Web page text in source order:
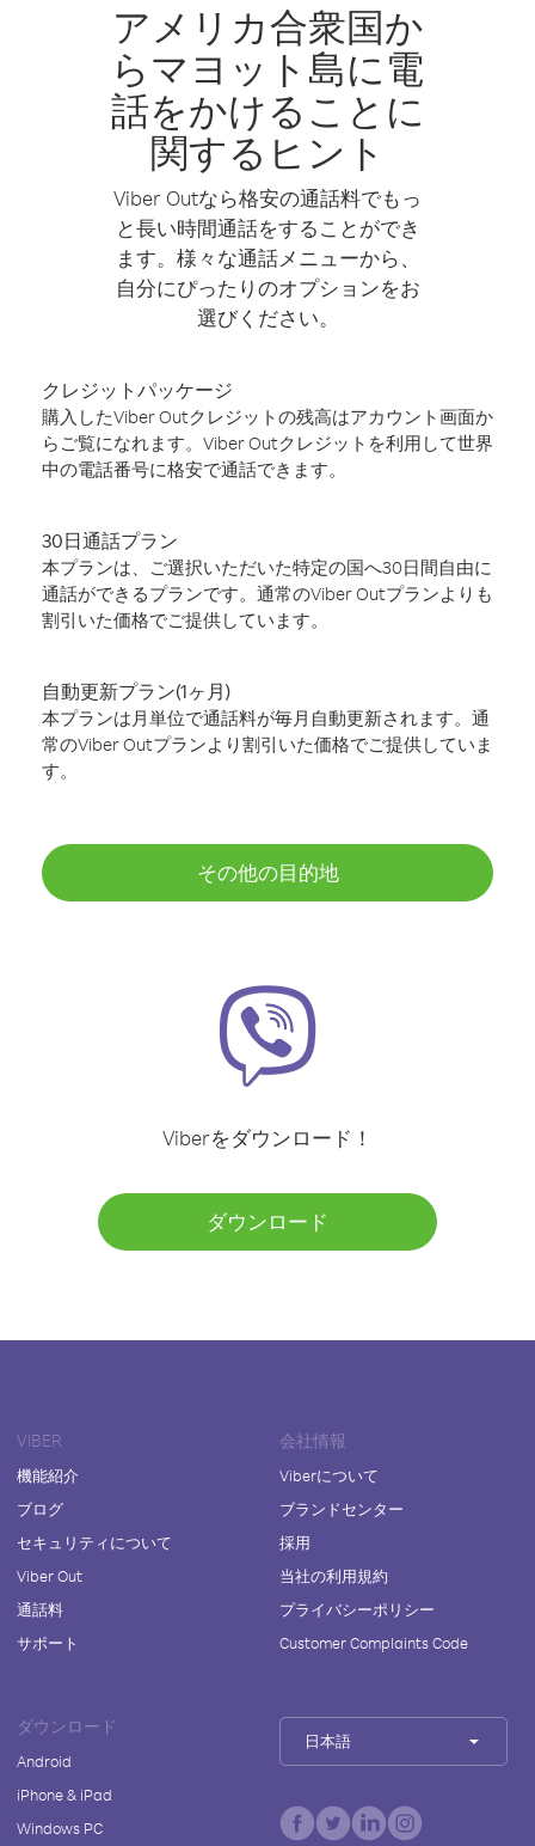
アメリカ合衆国か
らマヨット島に電
話をかけることに
関するヒント
Viber Outなら格安の通話料でもっ
と長い時間通話をすることができ
ます。様々な通話メニューから、
自分にぴったりのオプションをお
選びください。
クレジットパッケージ
購入したViber Outクレジットの残高はアカウント画面か
らご覧になれます。Viber Outクレジットを利用して世界
中の電話番号に格安で通話できます。
30日通話プラン
本プランは、ご選択いただいた特定の国へ30日間自由に
通話ができるプランです。通常のViber Outプランよりも
割引いた価格でご提供しています。
自動更新プラン(1ヶ月)
本プランは月単位で通話料が毎月自動更新されます。通
常のViber Outプランより割引いた価格でご提供していま
す。
その他の目的地
Viberをダウンロード！
ダウンロード
VIBER
機能紹介
ブログ
セキュリティについて
Viber Out
通話料
サポート
会社情報
Viberについて
ブランドセンター
採用
当社の利用規約
プライバシーポリシー
Customer Complaints Code
ダウンロード
Android
iPhone & iPad
Windows PC
日本語